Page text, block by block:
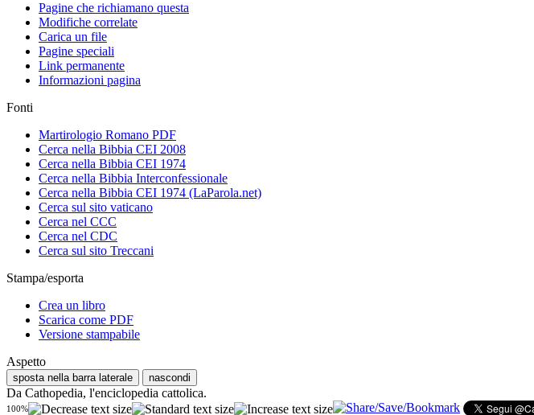
Pagine che richiamano questa
Modifiche correlate
Carica un file
Pagine speciali
Link permanente
Informazioni pagina
Fonti
Martirologio Romano PDF
Cerca nella Bibbia CEI 2008
Cerca nella Bibbia CEI 1974
Cerca nella Bibbia Interconfessionale
Cerca nella Bibbia CEI 1974 (LaParola.net)
Cerca sul sito vaticano
Cerca nel CCC
Cerca nel CDC
Cerca sul sito Treccani
Stampa/esporta
Crea un libro
Scarica come PDF
Versione stampabile
Aspetto
sposta nella barra laterale nascondi
Da Cathopedia, l'enciclopedia cattolica.
100%